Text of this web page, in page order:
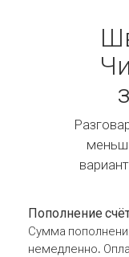
Пополнение
Сумма
немедленно.